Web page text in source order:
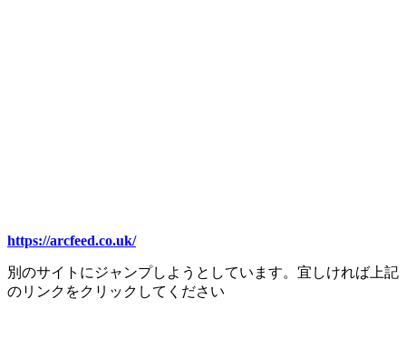
https://arcfeed.co.uk/
別のサイトにジャンプしようとしています。宜しければ上記
のリンクをクリックしてください